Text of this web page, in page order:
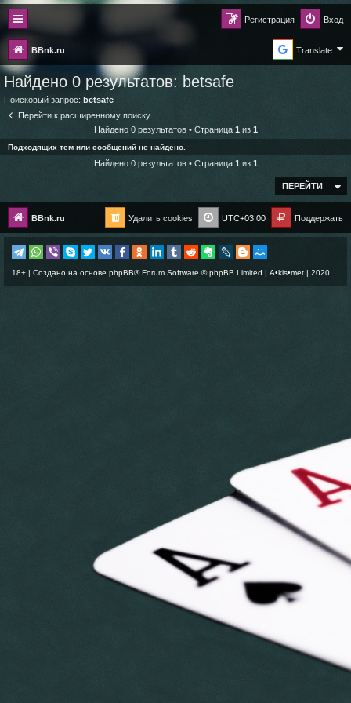
Вход
Регистрация
BBnk.ru Translate
Найдено 0 результатов: betsafe
Поисковый запрос: betsafe
Перейти к расширенному поиску
Найдено 0 результатов • Страница 1 из 1
Подходящих тем или сообщений не найдено.
Найдено 0 результатов • Страница 1 из 1
ПЕРЕЙТИ
BBnk.ru Поддержать
UTC+03:00
Удалить cookies
18+ | Создано на основе phpBB® Forum Software © phpBB Limited | A•kis•met | 2020